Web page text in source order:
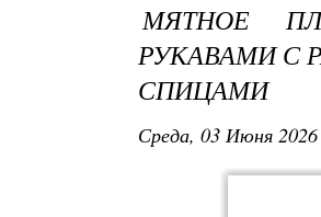
МЯТНОЕ
РУКАВАМИ С
СПИЦАМИ
Среда, 03 Июня